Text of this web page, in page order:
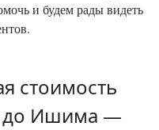
и будем рады видеть
стоимость
до Ишима —